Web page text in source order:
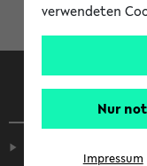
verwendeten
Nur
Impressum